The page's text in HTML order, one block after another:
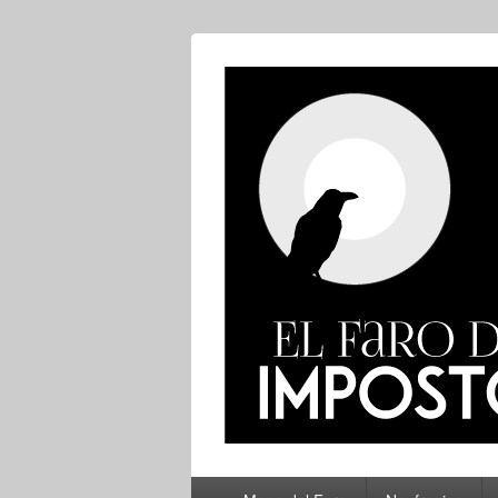
El Faro del